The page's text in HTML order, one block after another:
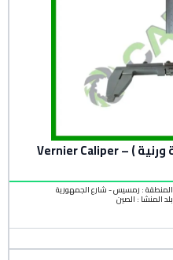
المنطقة : رمسيس - شارع الجمهورية
بلد المنشأ :الصين